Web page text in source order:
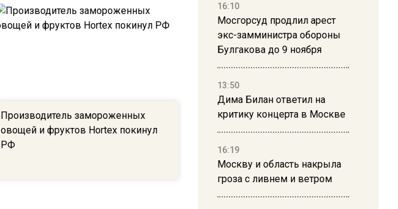
Производитель замороженных
овощей и фруктов Hortex покинул
РФ
16:10
Мосгорсуд продлил арест
экс-замминистра обороны
Булгакова до 9 ноября
13:50
Дима Билан ответил на
критику концерта в Москве
16:19
Москву и область накрыла
гроза с ливнем и ветром